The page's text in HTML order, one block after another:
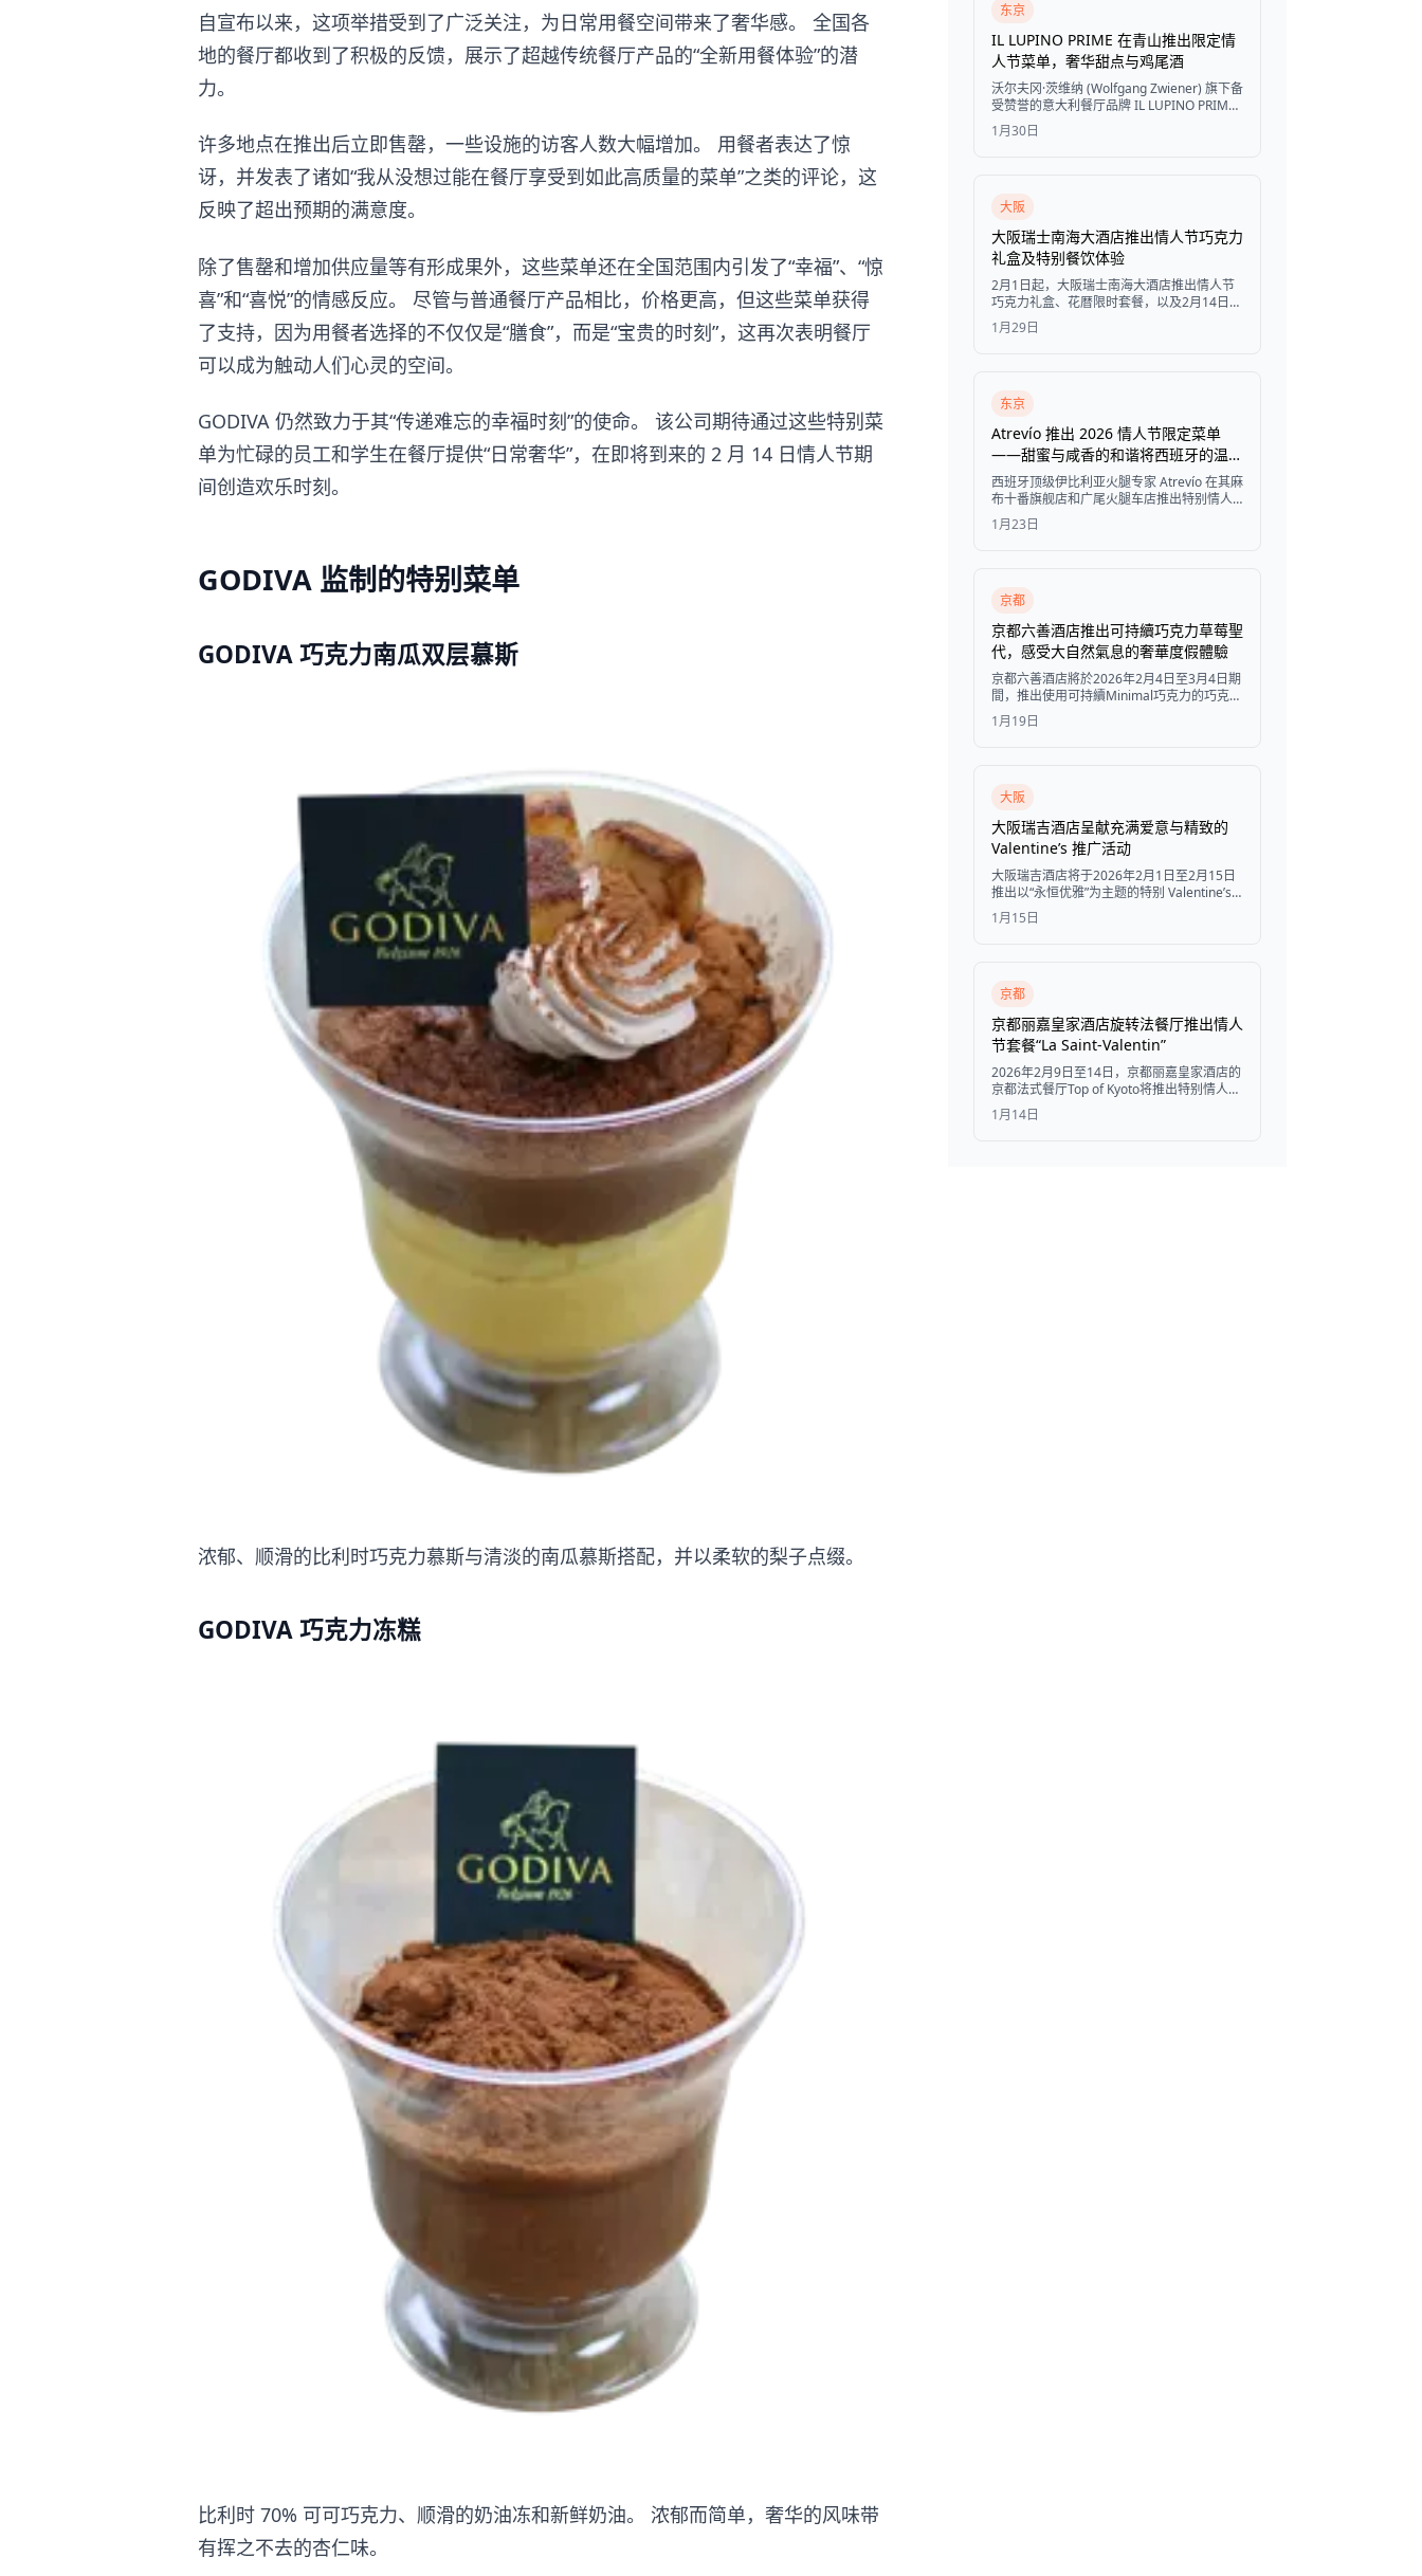
自宣布以来，这项举措受到了广泛关注，为日常用餐空间带来了奢华感。 全国各
地的餐厅都收到了积极的反馈，展示了超越传统餐厅产品的“全新用餐体验”的潜
力。
许多地点在推出后立即售罄，一些设施的访客人数大幅增加。 用餐者表达了惊
讶，并发表了诸如“我从没想过能在餐厅享受到如此高质量的菜单”之类的评论，这
反映了超出预期的满意度。
除了售罄和增加供应量等有形成果外，这些菜单还在全国范围内引发了“幸福”、“惊
喜”和“喜悦”的情感反应。 尽管与普通餐厅产品相比，价格更高，但这些菜单获得
了支持，因为用餐者选择的不仅仅是“膳食”，而是“宝贵的时刻”，这再次表明餐厅
可以成为触动人们心灵的空间。
GODIVA 仍然致力于其“传递难忘的幸福时刻”的使命。 该公司期待通过这些特别菜
单为忙碌的员工和学生在餐厅提供“日常奢华”，在即将到来的 2 月 14 日情人节期
间创造欢乐时刻。
GODIVA 监制的特别菜单
GODIVA 巧克力南瓜双层慕斯
浓郁、顺滑的比利时巧克力慕斯与清淡的南瓜慕斯搭配，并以柔软的梨子点缀。
GODIVA 巧克力冻糕
比利时 70% 可可巧克力、顺滑的奶油冻和新鲜奶油。 浓郁而简单，奢华的风味带
有挥之不去的杏仁味。
东京
IL LUPINO PRIME 在青山推出限定情
人节菜单，奢华甜点与鸡尾酒
沃尔夫冈·茨维纳 (Wolfgang Zwiener) 旗下备
受赞誉的意大利餐厅品牌 IL LUPINO PRIME
在东京的分店，将于 2 月 1 日至 14 日推出独
家情人节菜单，其中包括限量版熔岩巧克力
1月30日
大阪
大阪瑞士南海大酒店推出情人节巧克力
礼盒及特别餐饮体验
2月1日起，大阪瑞士南海大酒店推出情人节
巧克力礼盒、花暦限时套餐，以及2月14日在
Table36举办的独家情人节晚餐。
1月29日
东京
Atrevío 推出 2026 情人节限定菜单
——甜蜜与咸香的和谐将西班牙的温暖
带到麻布十番和广尾
西班牙顶级伊比利亚火腿专家 Atrevío 在其麻
布十番旗舰店和广尾火腿车店推出特别情人
节菜单，将陈年火腿与巧克力搭配，在 2026
年 2 月 1 日至 28 日期间带来独特的甜咸庆
1月23日
京都
京都六善酒店推出可持續巧克力草莓聖
代，感受大自然氣息的奢華度假體驗
京都六善酒店將於2026年2月4日至3月4日期
間，推出使用可持續Minimal巧克力的巧克力
草莓聖代，以及季節限定下午茶和雞尾酒。
1月19日
大阪
大阪瑞吉酒店呈献充满爱意与精致的
Valentine’s 推广活动
大阪瑞吉酒店将于2026年2月1日至2月15日
推出以“永恒优雅”为主题的特别 Valentine’s
推广活动，包含独家甜点、美食套餐和体现
永恒优雅的招牌鸡尾酒。
1月15日
京都
京都丽嘉皇家酒店旋转法餐厅推出情人
节套餐“La Saint-Valentin”
2026年2月9日至14日，京都丽嘉皇家酒店的
京都法式餐厅Top of Kyoto将推出特别情人节
套餐，特色菜品包括鰤鱼和扇贝油封、多格
雷式鱼料理以及黑毛和牛煎。
1月14日